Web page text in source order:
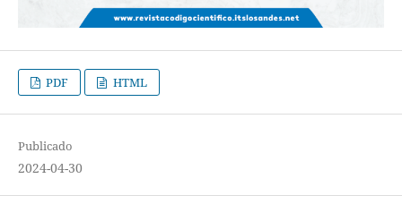
PDF HTML
Publicado
2024-04-30